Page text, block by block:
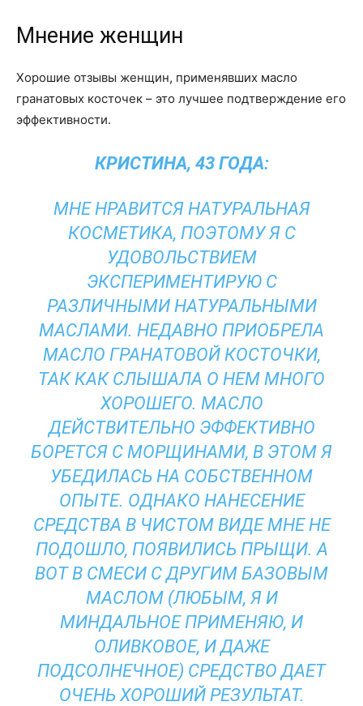
Мнение женщин
Хорошие отзывы женщин, применявших масло
гранатовых косточек – это лучшее подтверждение его
эффективности.
КРИСТИНА, 43 ГОДА:
МНЕ НРАВИТСЯ НАТУРАЛЬНАЯ
КОСМЕТИКА, ПОЭТОМУ Я С
УДОВОЛЬСТВИЕМ
ЭКСПЕРИМЕНТИРУЮ С
РАЗЛИЧНЫМИ НАТУРАЛЬНЫМИ
МАСЛАМИ. НЕДАВНО ПРИОБРЕЛА
МАСЛО ГРАНАТОВОЙ КОСТОЧКИ,
ТАК КАК СЛЫШАЛА О НЕМ МНОГО
ХОРОШЕГО. МАСЛО
ДЕЙСТВИТЕЛЬНО ЭФФЕКТИВНО
БОРЕТСЯ С МОРЩИНАМИ, В ЭТОМ Я
УБЕДИЛАСЬ НА СОБСТВЕННОМ
ОПЫТЕ. ОДНАКО НАНЕСЕНИЕ
СРЕДСТВА В ЧИСТОМ ВИДЕ МНЕ НЕ
ПОДОШЛО, ПОЯВИЛИСЬ ПРЫЩИ. А
ВОТ В СМЕСИ С ДРУГИМ БАЗОВЫМ
МАСЛОМ (ЛЮБЫМ, Я И
МИНДАЛЬНОЕ ПРИМЕНЯЮ, И
ОЛИВКОВОЕ, И ДАЖЕ
ПОДСОЛНЕЧНОЕ) СРЕДСТВО ДАЕТ
ОЧЕНЬ ХОРОШИЙ РЕЗУЛЬТАТ.